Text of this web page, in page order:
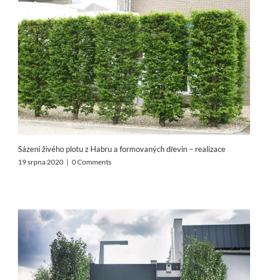
Sázení živého plotu z Habru a formovaných dřevin – realizace
19 srpna 2020 | 0 Comments